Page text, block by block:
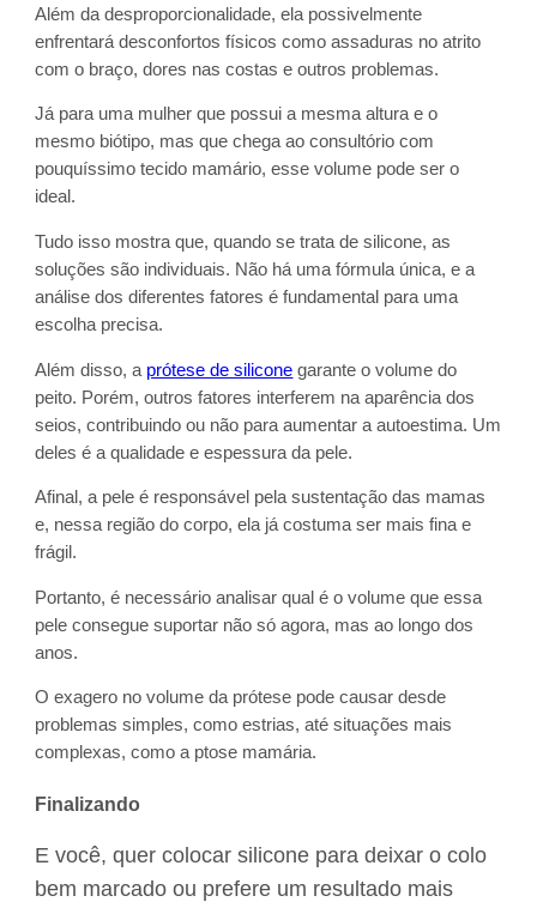
Além da desproporcionalidade, ela possivelmente
enfrentará desconfortos físicos como assaduras no atrito
com o braço, dores nas costas e outros problemas.
Já para uma mulher que possui a mesma altura e o
mesmo biótipo, mas que chega ao consultório com
pouquíssimo tecido mamário, esse volume pode ser o
ideal.
Tudo isso mostra que, quando se trata de silicone, as
soluções são individuais. Não há uma fórmula única, e a
análise dos diferentes fatores é fundamental para uma
escolha precisa.
Além disso, a prótese de silicone garante o volume do
peito. Porém, outros fatores interferem na aparência dos
seios, contribuindo ou não para aumentar a autoestima. Um
deles é a qualidade e espessura da pele.
Afinal, a pele é responsável pela sustentação das mamas
e, nessa região do corpo, ela já costuma ser mais fina e
frágil.
Portanto, é necessário analisar qual é o volume que essa
pele consegue suportar não só agora, mas ao longo dos
anos.
O exagero no volume da prótese pode causar desde
problemas simples, como estrias, até situações mais
complexas, como a ptose mamária.
Finalizando
E você, quer colocar silicone para deixar o colo
bem marcado ou prefere um resultado mais